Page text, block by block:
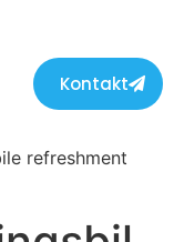
Kontakt
refreshment